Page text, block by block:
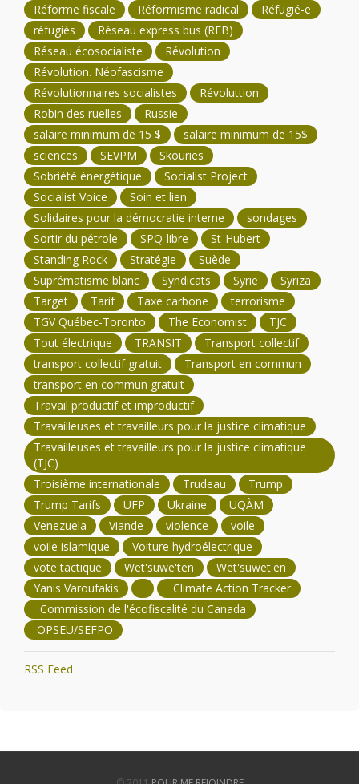
Réforme fiscale
Réformisme radical
Réfugié-e
réfugiés
Réseau express bus (REB)
Réseau écosocialiste
Révolution
Révolution. Néofascisme
Révolutionnaires socialistes
Révoluttion
Robin des ruelles
Russie
salaire minimum de 15 $
salaire minimum de 15$
sciences
SEVPM
Skouries
Sobriété énergétique
Socialist Project
Socialist Voice
Soin et lien
Solidaires pour la démocratie interne
sondages
Sortir du pétrole
SPQ-libre
St-Hubert
Standing Rock
Stratégie
Suède
Suprématisme blanc
Syndicats Syrie
Syriza
Target
Tarif Taxe carbone
terrorisme
TGV Québec-Toronto
The Economist
TJC
Tout électrique
TRANSIT
Transport collectif
transport collectif gratuit
Transport en commun
transport en commun gratuit
Travail productif et improductif
Travailleuses et travailleurs pour la justice climatique
Travailleuses et travailleurs pour la justice climatique
(TJC)
Troisième internationale
Trudeau
Trump
Trump Tarifs
UFP Ukraine
UQÀM
Venezuela
Viande violence
voile
voile islamique
Voiture hydroélectrique
vote tactique
Wet'suwe'ten
Wet'suwet'en
Yanis Varoufakis
Climate Action Tracker
Commission de l'écofiscalité du Canada
OPSEU/SEFPO
RSS Feed